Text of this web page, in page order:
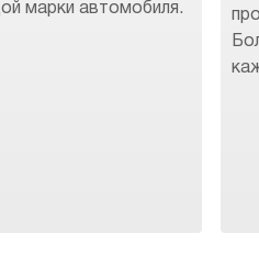
марки автомобиля.